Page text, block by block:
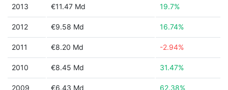
2013 €11.47 Md 19.7%
2012 €9.58 Md 16.74%
2011 €8.20 Md -2.94%
2010 €8.45 Md 31.47%
2009 €6.43 Md 62.38%